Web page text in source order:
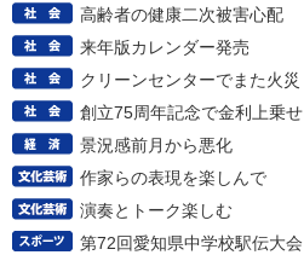
高齢者の健康二次被害心配
来年版カレンダー発売
クリーンセンターでまた火災
創立75周年記念で金利上乗せ
景況感前月から悪化
作家らの表現を楽しんで
演奏とトーク楽しむ
第72回愛知県中学校駅伝大会